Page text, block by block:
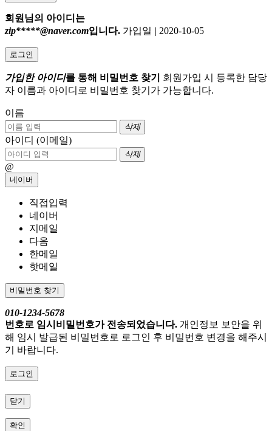
회원님의 아이디는
zip*****@naver.com입니다. 가입일 | 2020-10-05
로그인
가입한 아이디를 통해 비밀번호 찾기
회원가입 시 등록한 담당
자 이름과 아이디로 비밀번호 찾기가 가능합니다.
이름
삭제
아이디 (이메일)
삭제
@
네이버
직접입력
네이버
지메일
다음
한메일
핫메일
비밀번호 찾기
010-1234-5678
번호로 임시비밀번호가 전송되었습니다. 개인정보 보안을 위
해 임시 발급된 비밀번호로 로그인 후 비밀번호 변경을 해주시
기 바랍니다.
로그인
닫기
확인